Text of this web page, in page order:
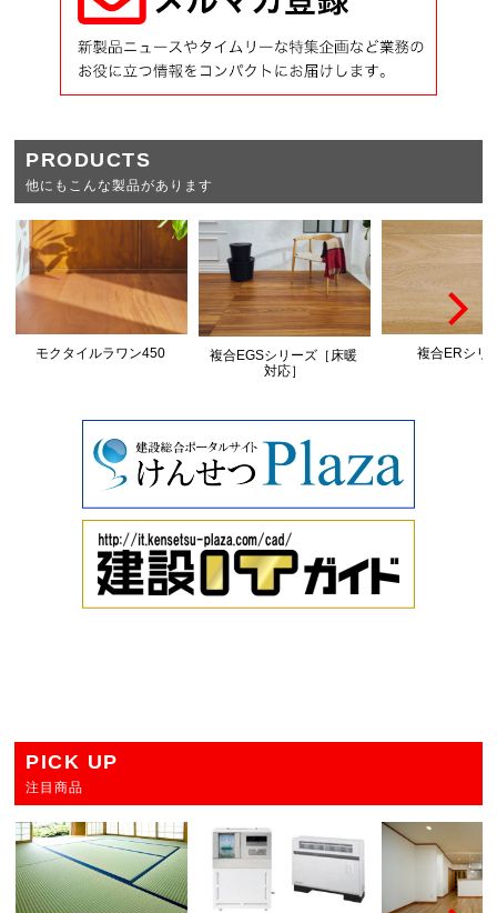
PRODUCTS
他にもこんな製品があります
モクタイルラワン450
複合EGSシリーズ［床暖
対応］
複合ERシリ
PICK UP
注目商品